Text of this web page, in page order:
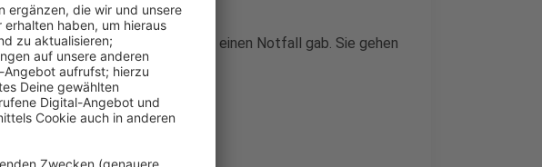
fest, dass es kein Feuer oder einen Notfall gab. Sie gehen
mutwillig ausgelöst hat.